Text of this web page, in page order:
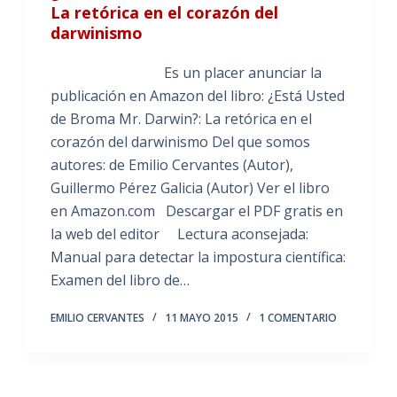
La retórica en el corazón del
darwinismo
Es un placer anunciar la
publicación en Amazon del libro: ¿Está Usted
de Broma Mr. Darwin?: La retórica en el
corazón del darwinismo Del que somos
autores: de Emilio Cervantes (Autor),
Guillermo Pérez Galicia (Autor) Ver el libro
en Amazon.com Descargar el PDF gratis en
la web del editor Lectura aconsejada:
Manual para detectar la impostura científica:
Examen del libro de…
EMILIO CERVANTES 11 MAYO 2015 1 COMENTARIO